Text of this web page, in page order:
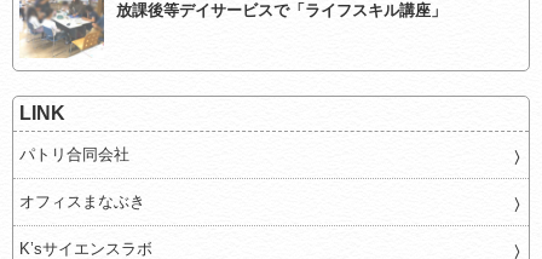
放課後等デイサービスで「ライフスキル講座」
LINK
パトリ合同会社
オフィスまなぶき
K’sサイエンスラボ